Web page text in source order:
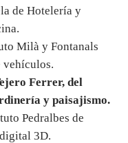
de Hotelería y
Milà y Fontanals
vehículos.
Ferrer, del
y paisajismo.
Pedralbes de
3D.